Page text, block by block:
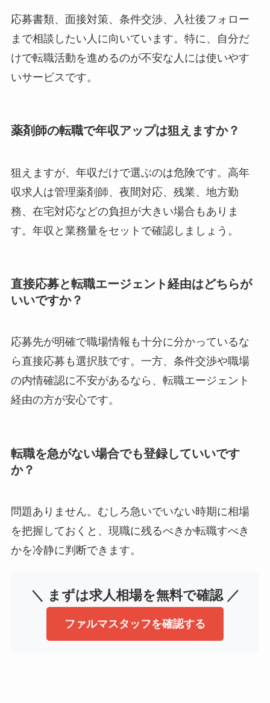
応募書類、面接対策、条件交渉、入社後フォロー
まで相談したい人に向いています。特に、自分だ
けで転職活動を進めるのが不安な人には使いやす
いサービスです。
薬剤師の転職で年収アップは狙えますか？
狙えますが、年収だけで選ぶのは危険です。高年
収求人は管理薬剤師、夜間対応、残業、地方勤
務、在宅対応などの負担が大きい場合もありま
す。年収と業務量をセットで確認しましょう。
直接応募と転職エージェント経由はどちらが
いいですか？
応募先が明確で職場情報も十分に分かっているな
ら直接応募も選択肢です。一方、条件交渉や職場
の内情確認に不安があるなら、転職エージェント
経由の方が安心です。
転職を急がない場合でも登録していいです
か？
問題ありません。むしろ急いでいない時期に相場
を把握しておくと、現職に残るべきか転職すべき
かを冷静に判断できます。
＼ まずは求人相場を無料で確認 ／
ファルマスタッフを確認する